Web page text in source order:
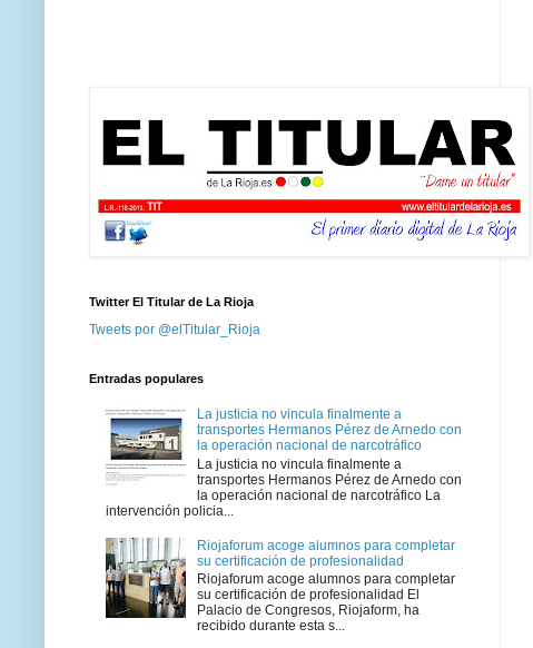
Twitter El Titular de La Rioja
Tweets por @elTitular_Rioja
Entradas populares
La justicia no vincula finalmente a
transportes Hermanos Pérez de Arnedo con
la operación nacional de narcotráfico
La justicia no vincula finalmente a
transportes Hermanos Pérez de Arnedo con
la operación nacional de narcotráfico La
intervención policia...
Riojaforum acoge alumnos para completar
su certificación de profesionalidad
Riojaforum acoge alumnos para completar
su certificación de profesionalidad El
Palacio de Congresos, Riojaform, ha
recibido durante esta s...